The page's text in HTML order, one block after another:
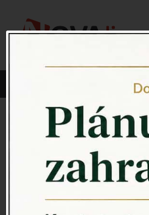
Vyberte si kategorii:
PÍTKO PRO PTÁKY
ZAHRADNÍ SOCHY
ZAHRADNÍ UMYVADLA
PTAČÍ BUDKY
Litinové škrabáky na boty